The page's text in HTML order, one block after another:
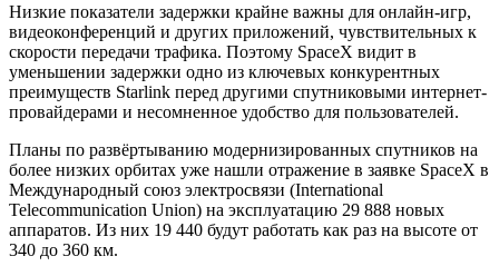
Низкие показатели задержки крайне важны для онлайн-игр,
видеоконференций и других приложений, чувствительных к
скорости передачи трафика. Поэтому SpaceX видит в
уменьшении задержки одно из ключевых конкурентных
преимуществ Starlink перед другими спутниковыми интернет-
провайдерами и несомненное удобство для пользователей.
Планы по развёртыванию модернизированных спутников на
более низких орбитах уже нашли отражение в заявке SpaceX в
Международный союз электросвязи (International
Telecommunication Union) на эксплуатацию 29 888 новых
аппаратов. Из них 19 440 будут работать как раз на высоте от
340 до 360 км.